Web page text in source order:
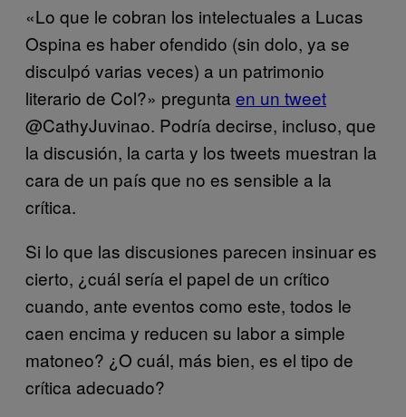
«Lo que le cobran los intelectuales a Lucas
Ospina es haber ofendido (sin dolo, ya se
disculpó varias veces) a un patrimonio
literario de Col?» pregunta en un tweet
@CathyJuvinao. Podría decirse, incluso, que
la discusión, la carta y los tweets muestran la
cara de un país que no es sensible a la
crítica.
Si lo que las discusiones parecen insinuar es
cierto, ¿cuál sería el papel de un crítico
cuando, ante eventos como este, todos le
caen encima y reducen su labor a simple
matoneo? ¿O cuál, más bien, es el tipo de
crítica adecuado?